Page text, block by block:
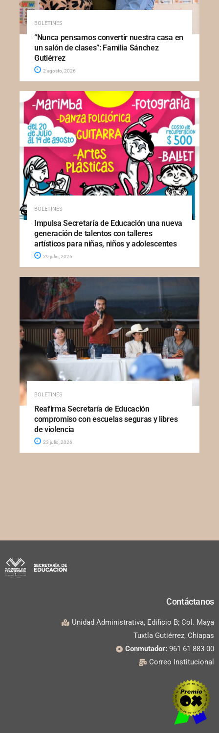
BOLETINES
“Nunca pensamos convertir nuestra casa en
un salón de clases”: Familia Sánchez
Gutiérrez
2 agosto, 2026
BOLETINES
Impulsa Secretaría de Educación una nueva
generación de talentos con talleres
artísticos para niñas, niños y adolescentes
29 julio, 2026
BOLETINES
Reafirma Secretaría de Educación
compromiso con escuelas seguras y libres
de violencia
23 julio, 2026
Contáctanos
Unidad Administrativa, Edificio B; Col. Maya
Tuxtla Gutiérrez, Chiapas
Conmutador: 961 61 883 00
Correo Institucional